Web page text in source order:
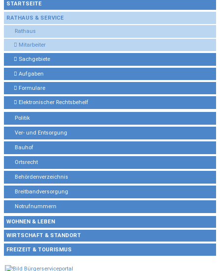
STARTSEITE
RATHAUS & SERVICE
Rathaus
Mitarbeiter
Sachgebiete
Aufgaben
Formulare
Elektronischer Rechtsbehelf
Politik
Ver- und Entsorgung
Bauhof
Ortsrecht
Behördenverzeichnis
Breitbandversorgung
Notrufnummern
WOHNEN & LEBEN
WIRTSCHAFT & STANDORT
FREIZEIT & TOURISMUS